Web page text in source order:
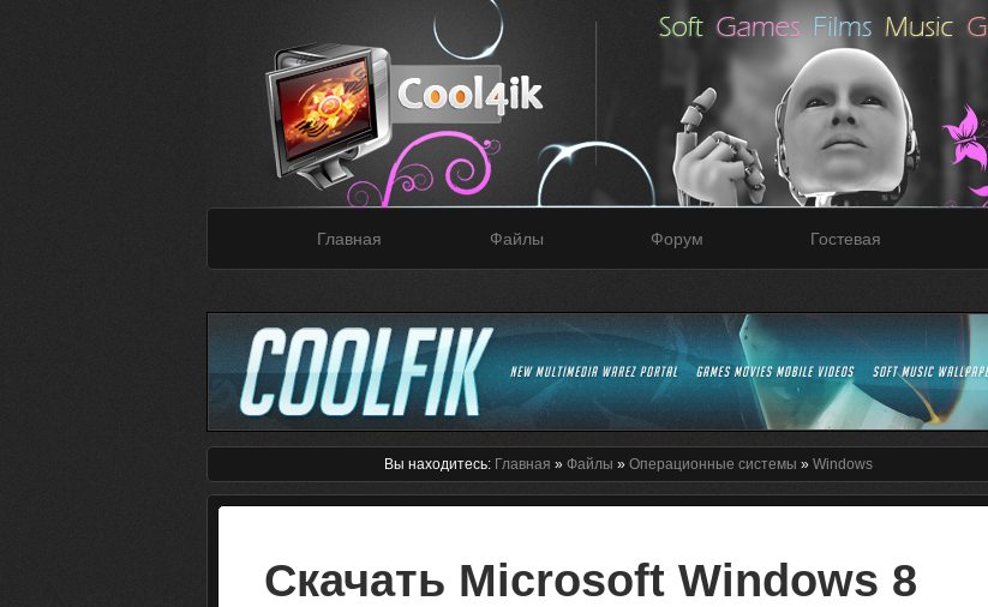
Главная Файлы Форум Гостевая
Вы находитесь: Главная » Файлы » Операционные системы » Windows
Скачать Microsoft Windows 8